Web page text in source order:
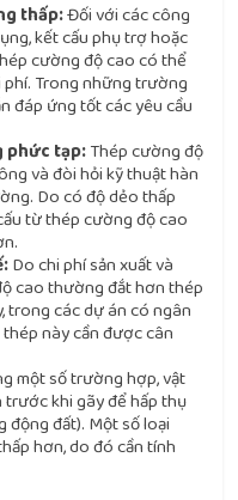
thấp:Đối với các công
kết cấu phụ trợ hoặc
cường độ cao có thể
Trong những trường
đáp ứng tốt các yêu cầu
phức tạp:Thép cường độ
và đòi hỏi kỹ thuật hàn
Do có độ dẻo thấp
từ thép cường độ cao
Do chi phí sản xuất và
cao thường đắt hơn thép
trong các dự án có ngân
này cần được cân
một số trường hợp, vật
trước khi gãy để hấp thụ
động đất). Một số loại
hơn, do đó cần tính